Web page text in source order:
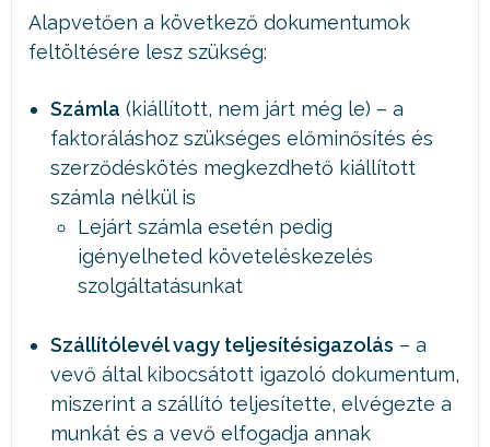
Alapvetően a következő dokumentumok
feltöltésére lesz szükség:
Számla (kiállított, nem járt még le) – a
faktoráláshoz szükséges előminősítés és
szerződéskötés megkezdhető kiállított
számla nélkül is
Lejárt számla esetén pedig
igényelheted követeléskezelés
szolgáltatásunkat
Szállítólevél vagy teljesítésigazolás – a
vevő által kibocsátott igazoló dokumentum,
miszerint a szállító teljesítette, elvégezte a
munkát és a vevő elfogadja annak